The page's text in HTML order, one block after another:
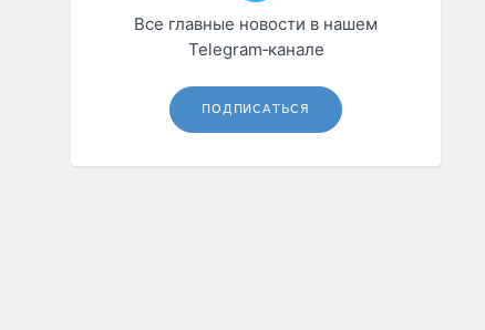
Все главные новости в нашем
Telegram‑канале
ПОДПИСАТЬСЯ